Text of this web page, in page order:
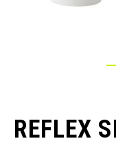
begin
van
REFLEX